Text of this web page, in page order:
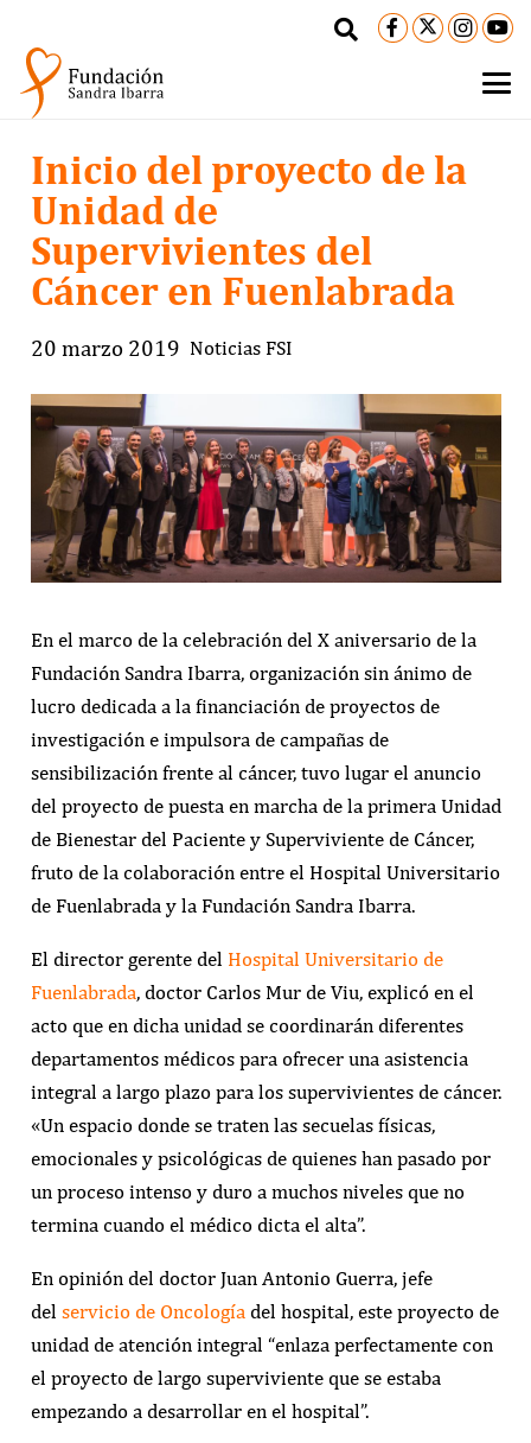
Inicio del proyecto de la
Unidad de
Supervivientes del
Cáncer en Fuenlabrada
20 marzo 2019 Noticias FSI
En el marco de la celebración del X aniversario de la
Fundación Sandra Ibarra, organización sin ánimo de
lucro dedicada a la financiación de proyectos de
investigación e impulsora de campañas de
sensibilización frente al cáncer, tuvo lugar el anuncio
del proyecto de puesta en marcha de la primera Unidad
de Bienestar del Paciente y Superviviente de Cáncer,
fruto de la colaboración entre el Hospital Universitario
de Fuenlabrada y la Fundación Sandra Ibarra.
El director gerente del Hospital Universitario de
Fuenlabrada, doctor Carlos Mur de Viu, explicó en el
acto que en dicha unidad se coordinarán diferentes
departamentos médicos para ofrecer una asistencia
integral a largo plazo para los supervivientes de cáncer.
«Un espacio donde se traten las secuelas físicas,
emocionales y psicológicas de quienes han pasado por
un proceso intenso y duro a muchos niveles que no
termina cuando el médico dicta el alta”.
En opinión del doctor Juan Antonio Guerra, jefe
del servicio de Oncología del hospital, este proyecto de
unidad de atención integral “enlaza perfectamente con
el proyecto de largo superviviente que se estaba
empezando a desarrollar en el hospital”.